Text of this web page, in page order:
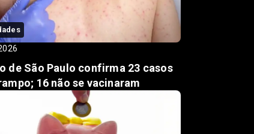
de São Paulo confirma 23 casos
16 não se vacinaram